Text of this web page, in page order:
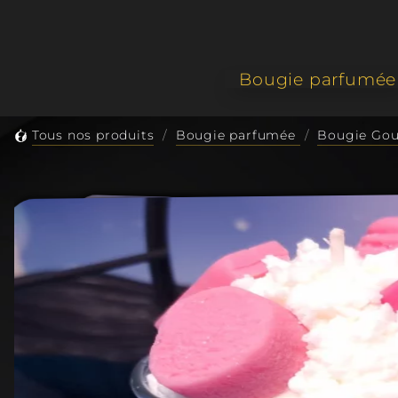
Bougie parfumée
Tous nos produits Bougie parfumée Bougie